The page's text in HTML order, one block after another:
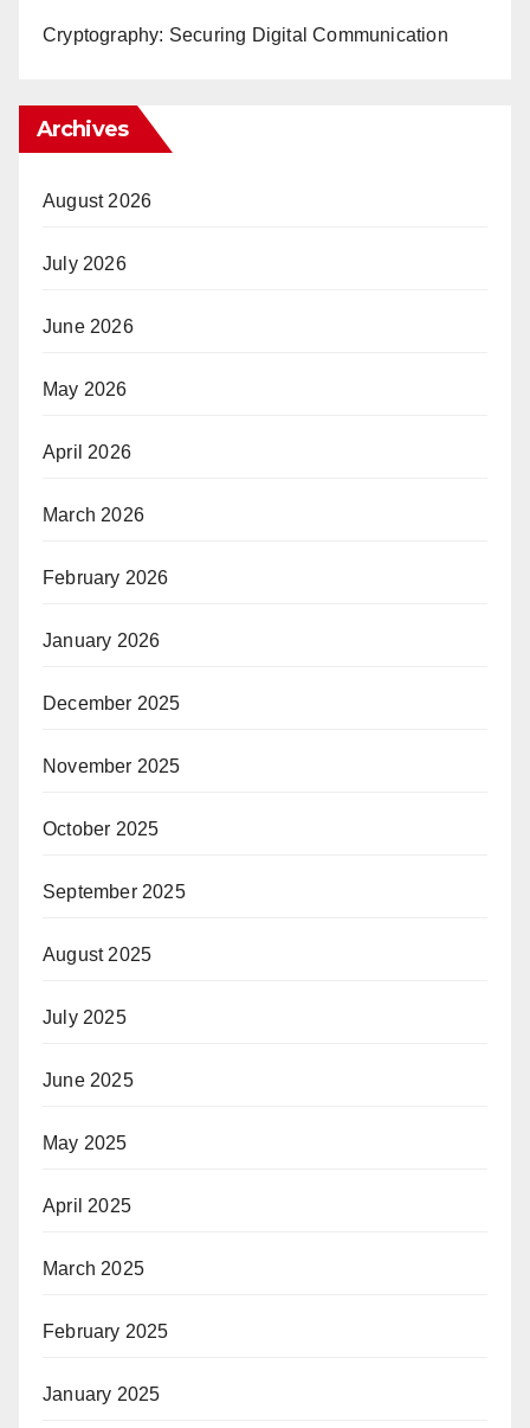
Cryptography: Securing Digital Communication
Archives
August 2026
July 2026
June 2026
May 2026
April 2026
March 2026
February 2026
January 2026
December 2025
November 2025
October 2025
September 2025
August 2025
July 2025
June 2025
May 2025
April 2025
March 2025
February 2025
January 2025